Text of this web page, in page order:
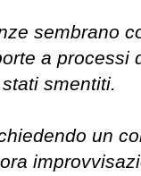
sembrano
a processi
smentiti.
un